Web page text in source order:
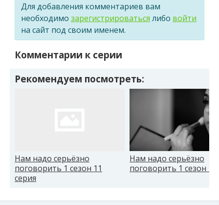
Для добавления комментариев вам
необходимо зарегистрироваться либо войти
на сайт под своим именем.
Комментарии к серии
Рекомендуем посмотреть:
Нам надо серьёзно
поговорить 1 сезон 11
серия
Нам надо серьёзно
поговорить 1 сезон 1